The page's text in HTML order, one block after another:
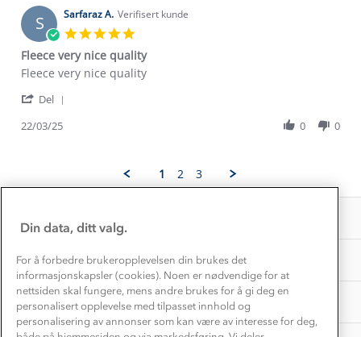
on
30
May
2025
S Sarfaraz A. Verifisert kunde
rating
Fleece very nice quality
Review
Sarfaraz
on
review
Fleece
nice
Fleece very nice quality
Del
2025
22/03/25 0 0
1 2 3
Kundeservice
Kontakt oss
Konkurransevinnere
Kundeklubb
Bedrift, barnehage og SFO
OM OSS
Etisk handel
Dyreetikk
1% til samfunnet
TIPS OG RÅD
Alt du trenger til Norgesferien
Dette trenger du til barnehagen
Gravidklær
Hvordan velge riktig turtøy?
EL-retur
Store størrelser
Turmat oppskrifter
Beredskap
Norgesferie 🇳🇴
Få turinspirasjon og tips her⛰
Storms turtips🐿️
Leirskole 🥾
Barnehageansatt
Tips til hyttetur
Din data, ditt valg.
For å forbedre brukeropplevelsen din brukes det
informasjonskapsler (cookies). Noen er nødvendige for at
nettsiden skal fungere, mens andre brukes for å gi deg en
personalisert opplevelse med tilpasset innhold og
personalisering av annonser som kan være av interesse for deg,